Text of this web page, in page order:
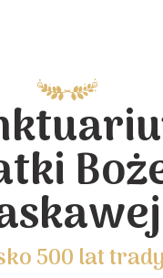
500 lat